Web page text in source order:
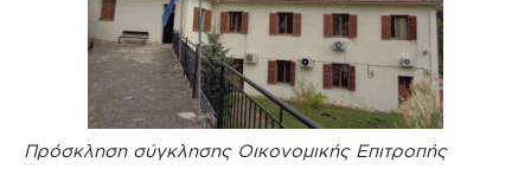
Πρόσκληση σύγκλησης Οικονομικής Επιτροπής